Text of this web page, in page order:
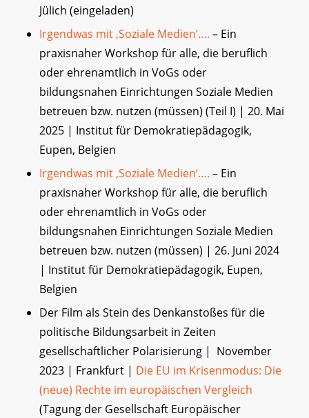
Jülich (eingeladen)
Irgendwas mit ‚Soziale Medien‘…. – Ein
praxisnaher Workshop für alle, die beruflich
oder ehrenamtlich in VoGs oder
bildungsnahen Einrichtungen Soziale Medien
betreuen bzw. nutzen (müssen) (Teil I) | 20. Mai
2025 | Institut für Demokratiepädagogik,
Eupen, Belgien
Irgendwas mit ‚Soziale Medien‘…. – Ein
praxisnaher Workshop für alle, die beruflich
oder ehrenamtlich in VoGs oder
bildungsnahen Einrichtungen Soziale Medien
betreuen bzw. nutzen (müssen) | 26. Juni 2024
| Institut für Demokratiepädagogik, Eupen,
Belgien
Der Film als Stein des Denkanstoßes für die
politische Bildungsarbeit in Zeiten
gesellschaftlicher Polarisierung | November
2023 | Frankfurt | Die EU im Krisenmodus: Die
(neue) Rechte im europäischen Vergleich
(Tagung der Gesellschaft Europäischer